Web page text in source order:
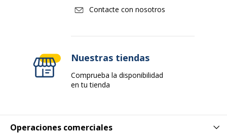
Operaciones comerciales
Contacte con nosotros
Nuestras tiendas
Comprueba la disponibilidad
en tu tienda